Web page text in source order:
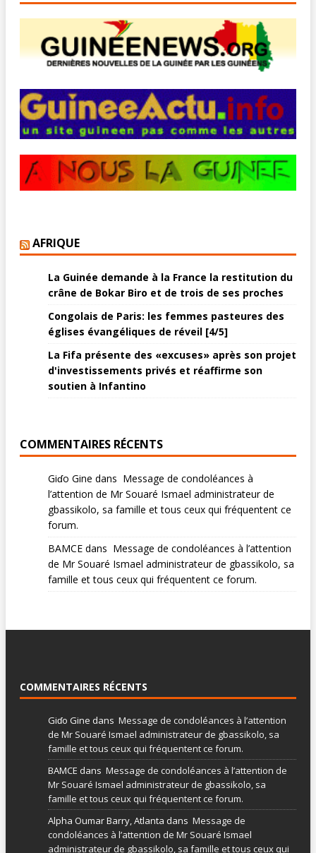
AFRIQUE
La Guinée demande à la France la restitution du
crâne de Bokar Biro et de trois de ses proches
Congolais de Paris: les femmes pasteures des
églises évangéliques de réveil [4/5]
La Fifa présente des «excuses» après son projet
d'investissements privés et réaffirme son
soutien à Infantino
COMMENTAIRES RÉCENTS
Giɗo Gine dans Message de condoléances à
l’attention de Mr Souaré Ismael administrateur de
gbassikolo, sa famille et tous ceux qui fréquentent ce
forum.
BAMCE dans Message de condoléances à l’attention
de Mr Souaré Ismael administrateur de gbassikolo, sa
famille et tous ceux qui fréquentent ce forum.
COMMENTAIRES RÉCENTS
Giɗo Gine dans Message de condoléances à l’attention
de Mr Souaré Ismael administrateur de gbassikolo, sa
famille et tous ceux qui fréquentent ce forum.
BAMCE dans Message de condoléances à l’attention de
Mr Souaré Ismael administrateur de gbassikolo, sa
famille et tous ceux qui fréquentent ce forum.
Alpha Oumar Barry, Atlanta dans Message de
condoléances à l’attention de Mr Souaré Ismael
administrateur de gbassikolo, sa famille et tous ceux qui